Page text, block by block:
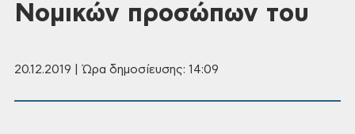
Νομικών προσώπων του
20.12.2019 | Ώρα δημοσίευσης: 14:09